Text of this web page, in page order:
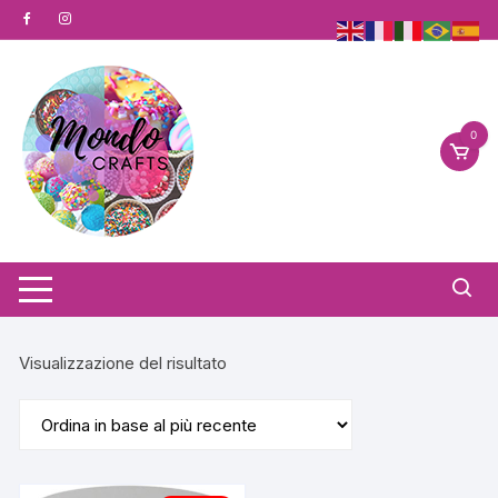
al
0
Visualizzazione del risultato